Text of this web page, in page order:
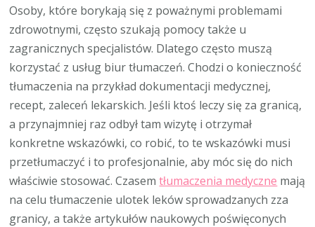
Osoby, które borykają się z poważnymi problemami
zdrowotnymi, często szukają pomocy także u
zagranicznych specjalistów. Dlatego często muszą
korzystać z usług biur tłumaczeń. Chodzi o konieczność
tłumaczenia na przykład dokumentacji medycznej,
recept, zaleceń lekarskich. Jeśli ktoś leczy się za granicą,
a przynajmniej raz odbył tam wizytę i otrzymał
konkretne wskazówki, co robić, to te wskazówki musi
przetłumaczyć i to profesjonalnie, aby móc się do nich
właściwie stosować. Czasemtłumaczenia medyczne mają
na celu tłumaczenie ulotek leków sprowadzanych zza
granicy, a także artykułów naukowych poświęconych